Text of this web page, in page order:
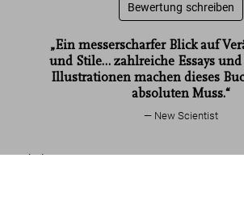
Bewertung schreiben
„Ein messerscharfer Blick auf
und Stile… zahlreiche Essays
Illustrationen machen dieses
absoluten Muss.“
New Scientist
Mehr lesen